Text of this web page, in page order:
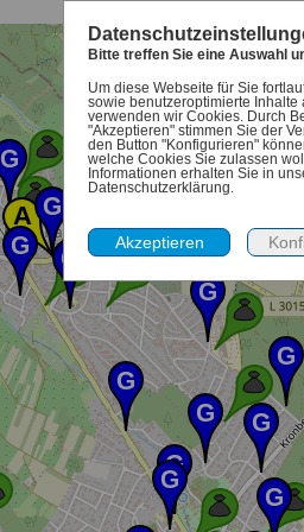
Bitte treffen Sie eine Auswahl
Um diese Webseite für Sie
sowie benutzeroptimierte Inhalte
verwenden wir Cookies. Durch
"Akzeptieren" stimmen Sie der
den Button "Konfigurieren"
welche Cookies Sie zulassen
Informationen erhalten Sie in
Datenschutzerklärung.